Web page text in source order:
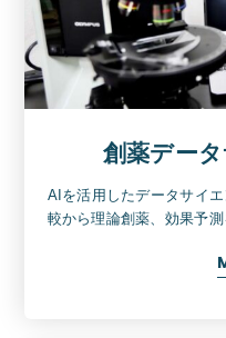
創薬デー
AIを活用したデータサイ
較から理論創薬、効果予